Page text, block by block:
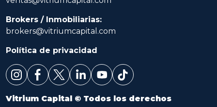
Brokers / Inmobiliarias:
brokers@vitriumcapital.com
Política de privacidad
Vitrium Capital © Todos los derechos